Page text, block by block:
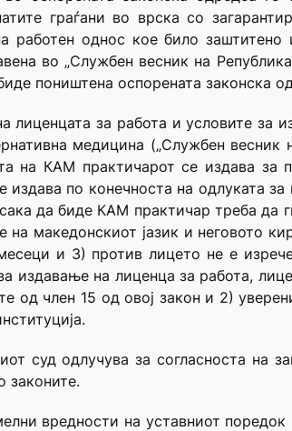
граѓани во врска со
работен однос кое било
во „Службен весник на
поништена оспорената законска
за работа и условите за
медицина („Службен весник
на КАМ практичарот се издава за
по конечноста на одлуката
да биде КАМ практичар треба да
на македонскиот јазик и неговото
и 3) против лицето не е
издавање на лиценца за работа,
од член 15 од овој закон и 2)
суд одлучува за согласноста на
законите.
вредности на уставниот